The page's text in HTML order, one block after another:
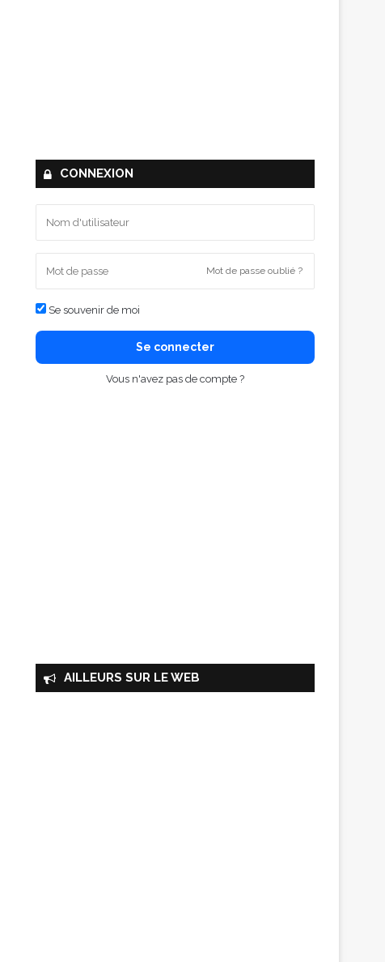
CONNEXION
Mot de passe oublié ?
Se souvenir de moi
Se connecter
Vous n'avez pas de compte ?
AILLEURS SUR LE WEB